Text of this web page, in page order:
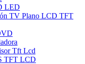
LED
TV Plano LCD TFT
Tft Lcd
TFT LCD